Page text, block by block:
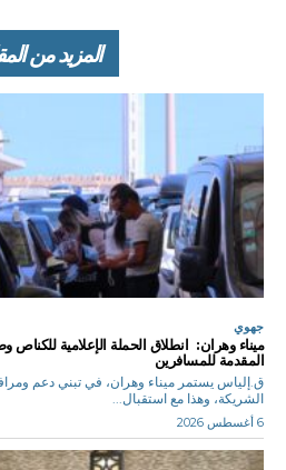
المزيد من
جهوي
ميناء وهران: انطلاق الحملة الإعلامية للكناص
المقدمة للمسافرين
ق.إلياس يستمر ميناء وهران، في تبني دعم
الشريكة، وهذا مع استقبال...
6 أغسطس 2026